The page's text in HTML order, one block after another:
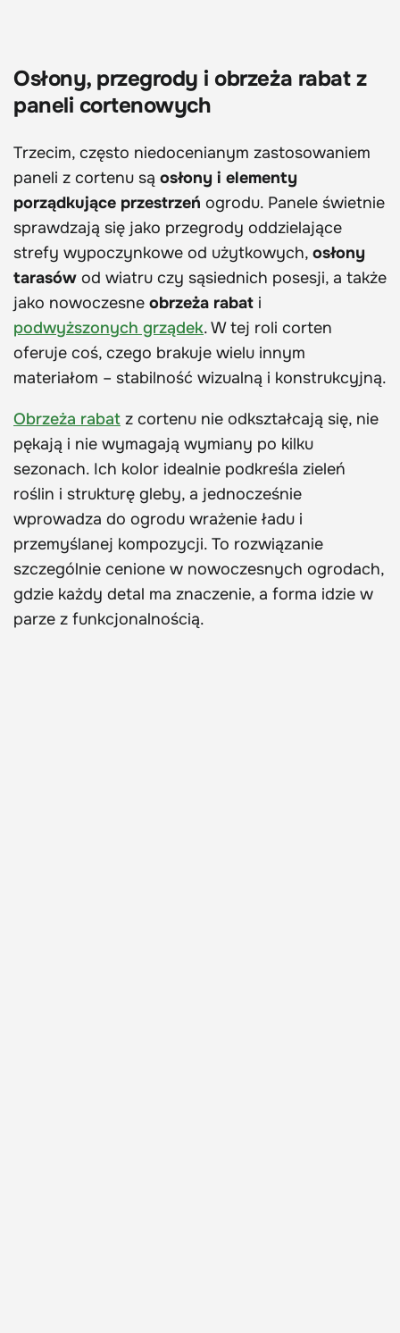
Osłony, przegrody i obrzeża rabat z
paneli cortenowych
Trzecim, często niedocenianym zastosowaniem
paneli z cortenu są osłony i elementy
porządkujące przestrzeń ogrodu. Panele świetnie
sprawdzają się jako przegrody oddzielające
strefy wypoczynkowe od użytkowych, osłony
tarasów od wiatru czy sąsiednich posesji, a także
jako nowoczesne obrzeża rabat i
podwyższonych grządek. W tej roli corten
oferuje coś, czego brakuje wielu innym
materiałom – stabilność wizualną i konstrukcyjną.
Obrzeża rabat z cortenu nie odkształcają się, nie
pękają i nie wymagają wymiany po kilku
sezonach. Ich kolor idealnie podkreśla zieleń
roślin i strukturę gleby, a jednocześnie
wprowadza do ogrodu wrażenie ładu i
przemyślanej kompozycji. To rozwiązanie
szczególnie cenione w nowoczesnych ogrodach,
gdzie każdy detal ma znaczenie, a forma idzie w
parze z funkcjonalnością.